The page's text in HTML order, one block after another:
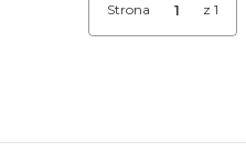
Strona z 1